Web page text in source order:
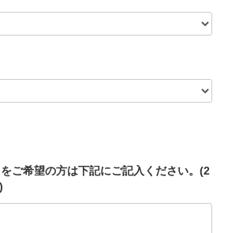
ご希望の方は下記にご記入ください。(2